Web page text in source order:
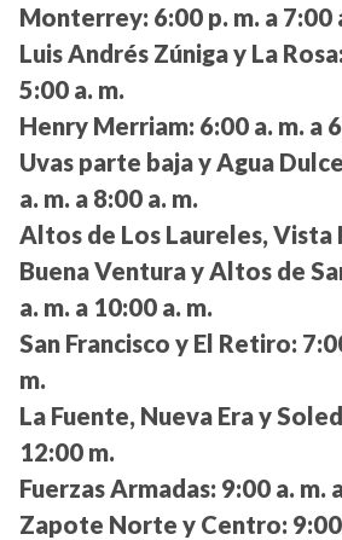
Monterrey: 6:00 p. m. a 7:00
Luis Andrés Zúniga y La Rosa:
5:00 a. m.
Henry Merriam: 6:00 a. m. a
Uvas parte baja y Agua
a. m. a 8:00 a. m.
Altos de Los Laureles, Vista
Buena Ventura y Altos de
a. m. a 10:00 a. m.
San Francisco y El Retiro:
m.
La Fuente, Nueva Era y
12:00 m.
Fuerzas Armadas: 9:00 a. m.
Zapote Norte y Centro: